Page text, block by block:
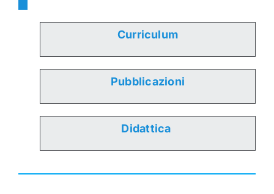
Curriculum
Pubblicazioni
Didattica